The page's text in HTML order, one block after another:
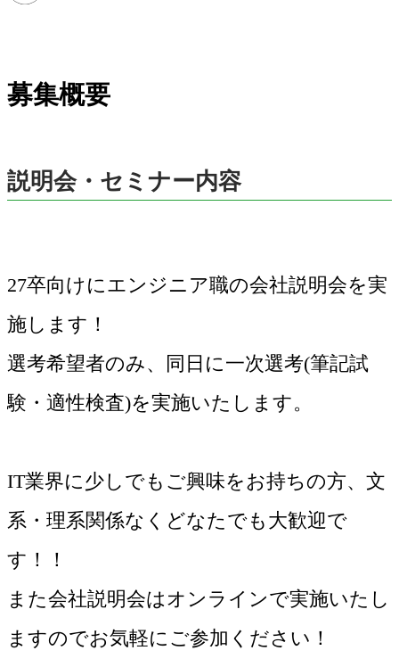
募集概要
説明会・セミナー内容
27卒向けにエンジニア職の会社説明会を実
施します！
選考希望者のみ、同日に一次選考(筆記試
験・適性検査)を実施いたします。
IT業界に少しでもご興味をお持ちの方、文
系・理系関係なくどなたでも大歓迎で
す！！
また会社説明会はオンラインで実施いたし
ますのでお気軽にご参加ください！